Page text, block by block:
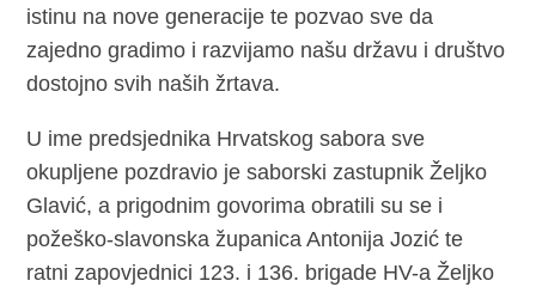
istinu na nove generacije te pozvao sve da
zajedno gradimo i razvijamo našu državu i društvo
dostojno svih naših žrtava.
U ime predsjednika Hrvatskog sabora sve
okupljene pozdravio je saborski zastupnik Željko
Glavić, a prigodnim govorima obratili su se i
požeško-slavonska županica Antonija Jozić te
ratni zapovjednici 123. i 136. brigade HV-a Željko